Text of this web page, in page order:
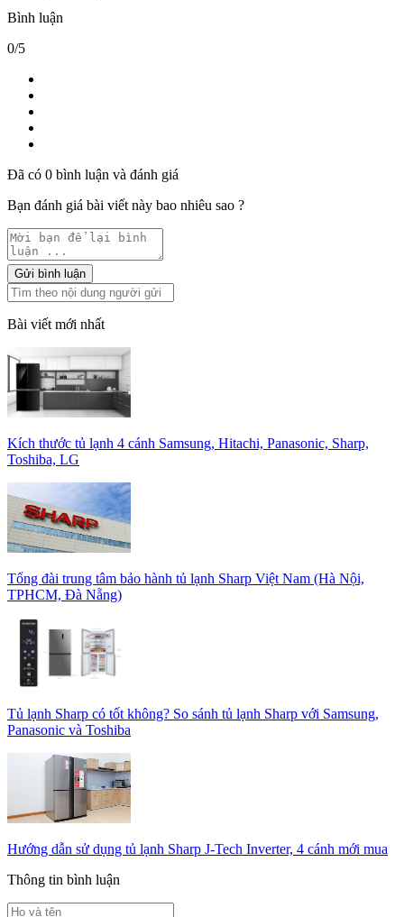
Bình luận
0/5
Đã có 0 bình luận và đánh giá
Bạn đánh giá bài viết này bao nhiêu sao ?
Gửi bình luận
Bài viết mới nhất
Kích thước tủ lạnh 4 cánh Samsung, Hitachi, Panasonic, Sharp,
Toshiba, LG
Tổng đài trung tâm bảo hành tủ lạnh Sharp Việt Nam (Hà Nội,
TPHCM, Đà Nẵng)
Tủ lạnh Sharp có tốt không? So sánh tủ lạnh Sharp với Samsung,
Panasonic và Toshiba
Hướng dẫn sử dụng tủ lạnh Sharp J-Tech Inverter, 4 cánh mới mua
Thông tin bình luận